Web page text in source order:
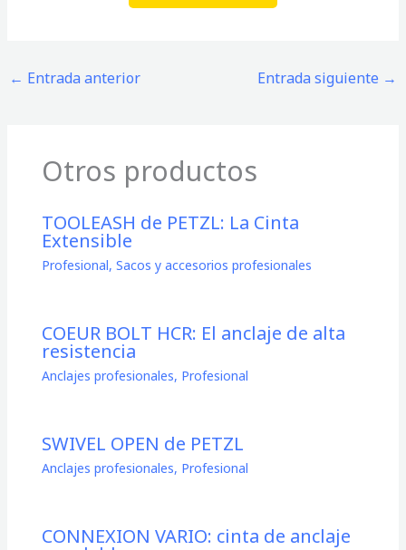
← Entrada anterior Entrada siguiente →
Otros productos
TOOLEASH de PETZL: La Cinta
Extensible
Profesional, Sacos y accesorios profesionales
COEUR BOLT HCR: El anclaje de alta
resistencia
Anclajes profesionales, Profesional
SWIVEL OPEN de PETZL
Anclajes profesionales, Profesional
CONNEXION VARIO: cinta de anclaje